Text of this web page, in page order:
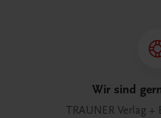
Wir sind
TRAUNER Verlag +